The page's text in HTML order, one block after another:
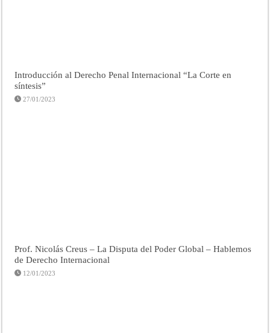
Introducción al Derecho Penal Internacional “La Corte en
síntesis”
27/01/2023
Prof. Nicolás Creus – La Disputa del Poder Global – Hablemos
de Derecho Internacional
12/01/2023